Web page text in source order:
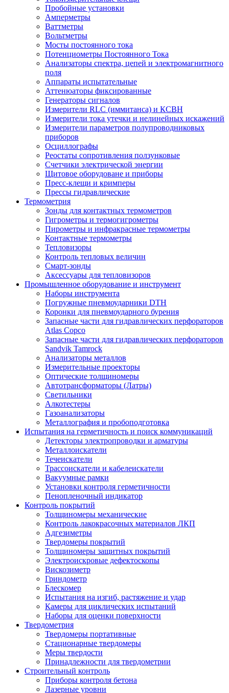
Пробойные установки
Амперметры
Ваттметры
Вольтметры
Мосты постоянного тока
Потенциометры Постоянного Тока
Анализаторы спектра, цепей и электромагнитного
поля
Аппараты испытательные
Аттенюаторы фиксированные
Генераторы сигналов
Измерители RLC (иммитанса) и КСВН
Измерители тока утечки и нелинейных искажений
Измерители параметров полупроводниковых
приборов
Осциллографы
Реостаты сопротивления ползунковые
Счетчики электрической энергии
Щитовое оборудоване и приборы
Пресс-клещи и кримперы
Прессы гидравлические
Термометрия
Зонды для контактных термометров
Гигрометры и термогигрометры
Пирометры и инфракрасные термометры
Контактные термометры
Тепловизоры
Контроль тепловых величин
Смарт-зонды
Аксессуары для тепловизоров
Промышленное оборудование и инструмент
Наборы инструмента
Погружные пневмоударники DTH
Коронки для пневмоударного бурения
Запасные части для гидравлических перфораторов
Atlas Copco
Запасные части для гидравлических перфораторов
Sandvik Tamrock
Анализаторы металлов
Измерительные проекторы
Оптические толщиномеры
Автотрансформаторы (Латры)
Светильники
Алкотестеры
Газоанализаторы
Металлография и пробоподготовка
Испытания на герметичность и поиск коммуникаций
Детекторы электропроводки и арматуры
Металлоискатели
Течеискатели
Трассоискатели и кабелеискатели
Вакуумные рамки
Установки контроля герметичности
Пенопленочный индикатор
Контроль покрытий
Толщиномеры механические
Контроль лакокрасочных материалов ЛКП
Адгезиметры
Твердомеры покрытий
Толщиномеры защитных покрытий
Электроискровые дефектоскопы
Вискозиметр
Гриндометр
Блескомер
Испытания на изгиб, растяжение и удар
Камеры для циклических испытаний
Наборы для оценки поверхности
Твердометрия
Твердомеры портативные
Стационарные твердомеры
Меры твердости
Принадлежности для твердометрии
Строительный контроль
Приборы контроля бетона
Лазерные уровни